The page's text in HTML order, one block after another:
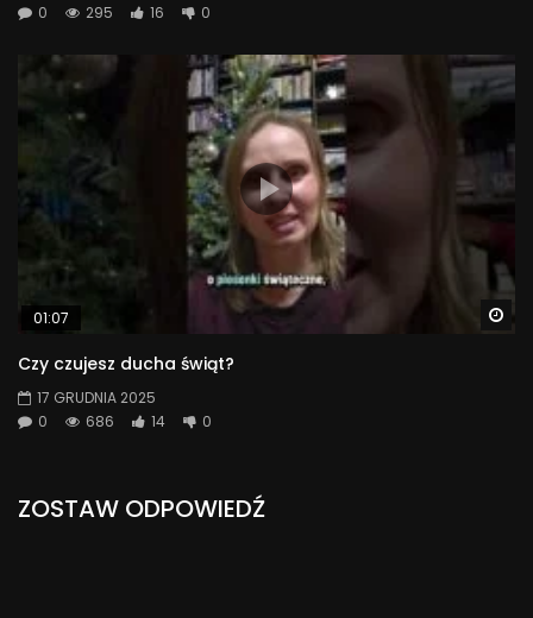
0 295 16 0
01:07
Czy czujesz ducha świąt?
17 GRUDNIA 2025
0
686 14 0
ZOSTAW ODPOWIEDŹ